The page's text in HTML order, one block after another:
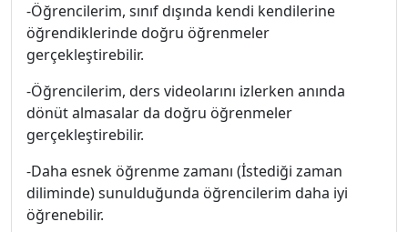
-Öğrencilerim, sınıf dışında kendi kendilerine
öğrendiklerinde doğru öğrenmeler
gerçekleştirebilir.
-Öğrencilerim, ders videolarını izlerken anında
dönüt almasalar da doğru öğrenmeler
gerçekleştirebilir.
-Daha esnek öğrenme zamanı (İstediği zaman
diliminde) sunulduğunda öğrencilerim daha iyi
öğrenebilir.